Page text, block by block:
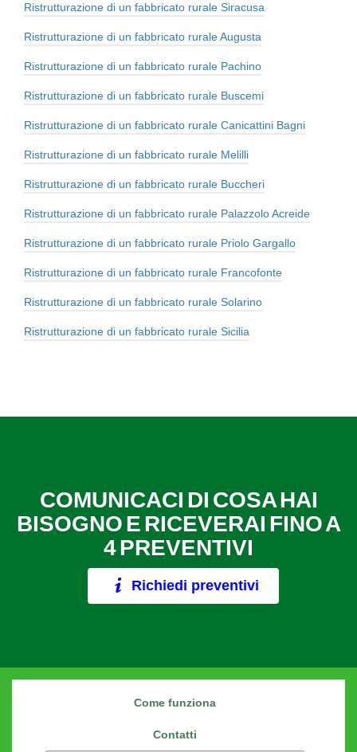
Ristrutturazione di un fabbricato rurale Siracusa
Ristrutturazione di un fabbricato rurale Augusta
Ristrutturazione di un fabbricato rurale Pachino
Ristrutturazione di un fabbricato rurale Buscemi
Ristrutturazione di un fabbricato rurale Canicattini Bagni
Ristrutturazione di un fabbricato rurale Melilli
Ristrutturazione di un fabbricato rurale Buccheri
Ristrutturazione di un fabbricato rurale Palazzolo Acreide
Ristrutturazione di un fabbricato rurale Priolo Gargallo
Ristrutturazione di un fabbricato rurale Francofonte
Ristrutturazione di un fabbricato rurale Solarino
Ristrutturazione di un fabbricato rurale Sicilia
COMUNICACI DI COSA HAI
BISOGNO E RICEVERAI FINO A
4 PREVENTIVI
Richiedi preventivi
Come funziona
Contatti